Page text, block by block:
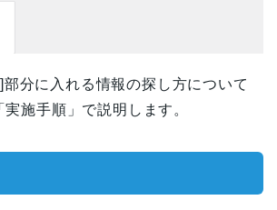
分に入れる情報の探し方について
施手順」で説明します。